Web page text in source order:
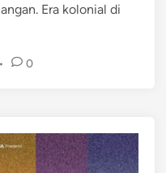
Era kolonial di
• 0